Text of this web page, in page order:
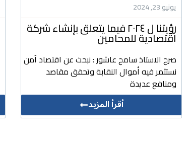
يونيو 23, 2024
رؤيتنا ل ٢٠٢٤ فيما يتعلق بإنشاء شركة
اقتصادية للمحامين
صرح الاستاذ سامح عاشور : نبحث عن اقتصاد آمن
نستثمر فيه أموال النقابة وتحقق مقاصد
ومنافع عديدة
أقرأ المزيد